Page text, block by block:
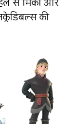
से मिकी और
की